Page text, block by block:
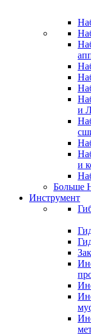
и
и
Больше
Инструмент